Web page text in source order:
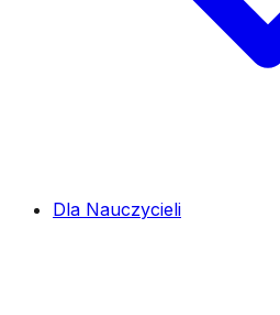
Dla Nauczycieli